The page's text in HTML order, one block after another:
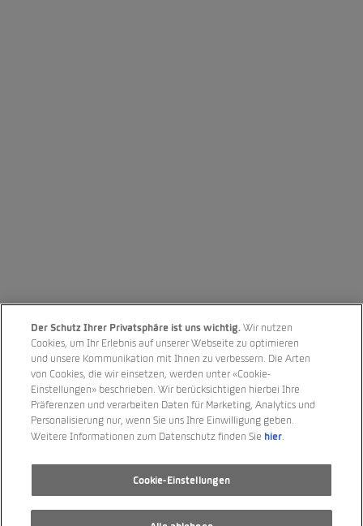
Der Schutz Ihrer Privatsphäre ist uns wichtig. Wir nutzen
Cookies, um Ihr Erlebnis auf unserer Webseite zu optimieren
und unsere Kommunikation mit Ihnen zu verbessern. Die Arten
von Cookies, die wir einsetzen, werden unter «Cookie-
Einstellungen» beschrieben. Wir berücksichtigen hierbei Ihre
Präferenzen und verarbeiten Daten für Marketing, Analytics und
Personalisierung nur, wenn Sie uns Ihre Einwilligung geben.
Weitere Informationen zum Datenschutz finden Sie hier.
Cookie-Einstellungen